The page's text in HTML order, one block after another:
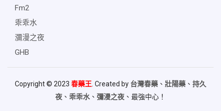
Fm2
乖乖水
瀰漫之夜
GHB
Copyright © 2023 春藥王. Created by 台灣春藥 、 壯陽藥 、 持久
夜 、 乖乖水、 彌漫之夜 、最強中心！